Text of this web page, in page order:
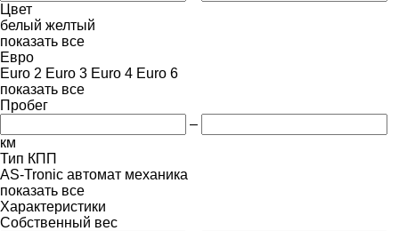
Цвет
белый желтый
показать все
Евро
Euro 2 Euro 3 Euro 4 Euro 6
показать все
Пробег
–
км
Тип КПП
AS-Tronic автомат механика
показать все
Характеристики
Собственный вес